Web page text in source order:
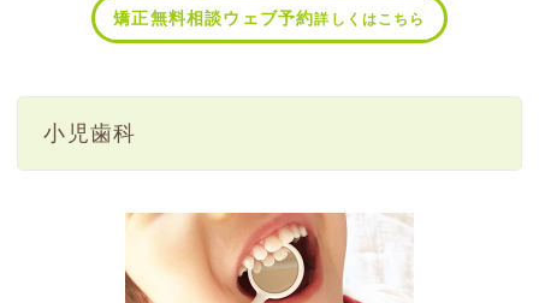
矯正無料相談ウェブ予約詳しくはこちら
小児歯科